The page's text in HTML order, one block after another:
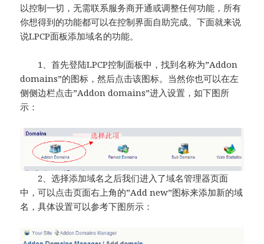
以控制一切，无需联系服务商开通或调整任何功能，所有
你想得到的功能都可以在控制界面自助完成。下面就来说
说LPCP面板添加域名的功能。
1、首先登陆LPCP控制面板中，找到名称为”Addon
domains”的图标，然后点击该图标。当然你也可以在左
侧侧边栏点击”Addon domains”进入设置，如下图所
示：
2、选择添加域名之后我们进入了域名管理器页面
中，可以点击页面右上角的”Add new”图标来添加新的域
名，具体设置可以参考下图所示：